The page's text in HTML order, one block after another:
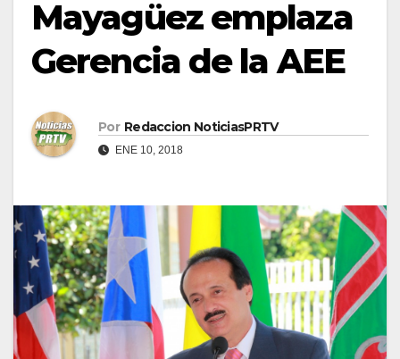
Mayagüez emplaza
Gerencia de la AEE
Por Redaccion NoticiasPRTV
ENE 10, 2018